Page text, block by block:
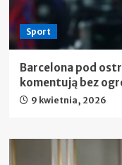
Sport
Barcelona pod
komentują bez
9 kwietnia, 2026